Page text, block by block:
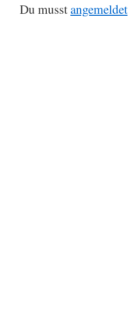
Du musst angemeldet